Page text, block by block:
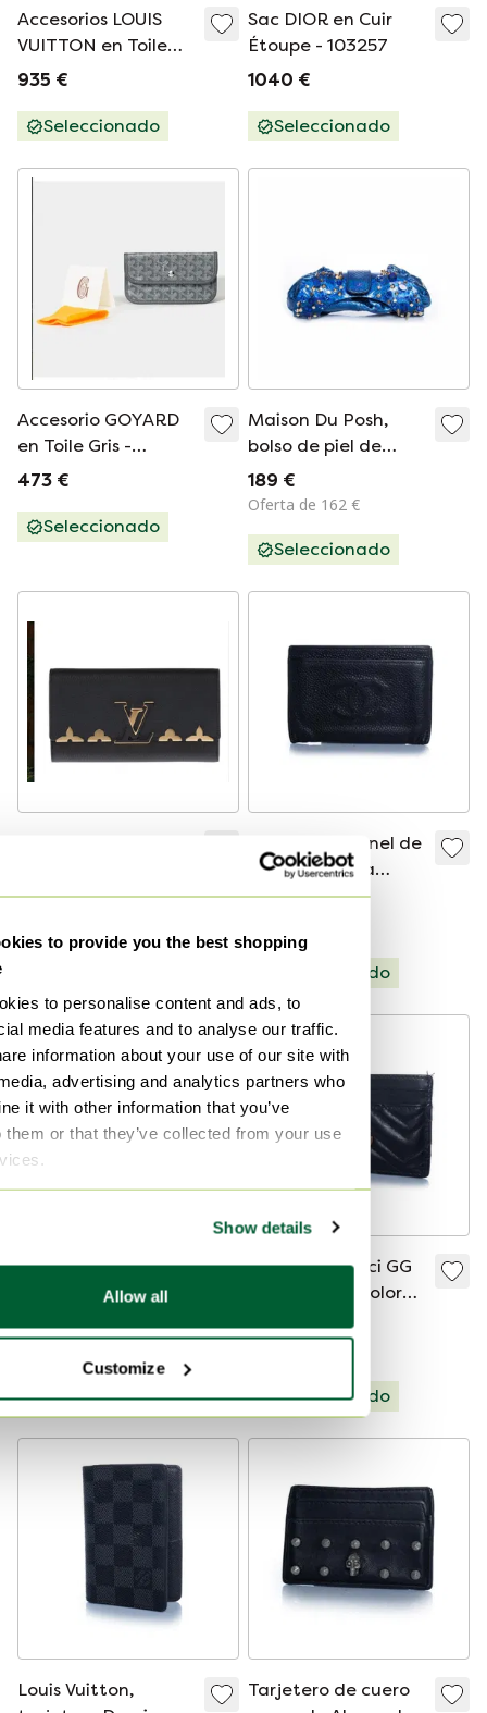
to provide you the best shopping
to personalise content and ads, to
media features and to analyse our traffic.
information about your use of our site with
advertising and analytics partners who
it with other information that you’ve
them or that they’ve collected from your use
Show details
Allow all
Customize
Accesorios LOUIS
VUITTON en Toile
Rose - 103254
935 €
Seleccionado
Sac DIOR en Cuir
Étoupe - 103257
1040 €
Seleccionado
Accesorio GOYARD
en Toile Gris -
103248
473 €
Seleccionado
Maison Du Posh,
bolso de piel de
serpiente azul
189 €
Oferta de 162 €
Seleccionado
en cuir taurillon-
788 €
Seleccionado
Tarjetero Chanel de
piel granulada
negra
279 €
Seleccionado
Tarjetero Louis
Vuitton Monogram
195 €
Seleccionado
Tarjetero Gucci GG
Marmont en color
174 €
Seleccionado
Louis Vuitton,
Tarjetero de cuero